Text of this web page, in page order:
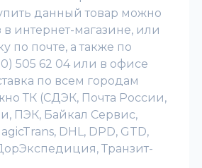
данный товар можно
интернет-магазине, или
по почте, а также по
505 62 04 или в офисе
по всем городам
ТК (СДЭК, Почта России,
ПЭК, Байкал Сервис,
DHL, DPD, GTD,
Транзит-